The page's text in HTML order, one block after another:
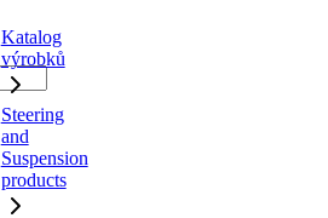
Katalog
výrobků
Steering
and
Suspension
products